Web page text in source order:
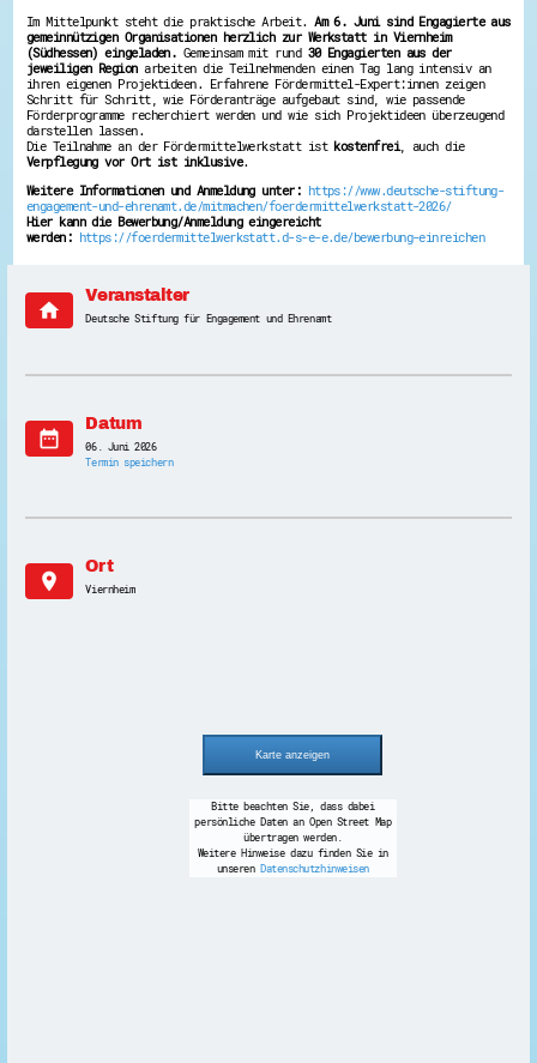
Flüchtlingshilfe + Integration
Generationsübergreifend aktiv
Patenschaftsprojekte
Qualifizierung & Fortbildung
Stiftungen
Vereine, Spenden, Steuern - Gut zu Wissen
Versicherungsschutz
Wissenswertes rund um dein Ehrenamt
Service
Datenschutz
Im Mittelpunkt steht die praktische Arbeit.Am 6. Juni sind Engagierte aus
gemeinnützigen Organisationen herzlich zur Werkstatt in Viernheim
(Südhessen) eingeladen. Gemeinsam mit rund 30 Engagierten aus der
jeweiligen Regionarbeiten die Teilnehmenden einen Tag lang intensiv an
ihren eigenen Projektideen. Erfahrene Fördermittel-Expert:innen zeigen
Schritt für Schritt, wie Förderanträge aufgebaut sind, wie passende
Förderprogramme recherchiert werden und wie sich Projektideen überzeugend
darstellen lassen.
Die Teilnahme an der Fördermittelwerkstatt ist kostenfrei, auch die
Verpflegung vor Ort ist inklusive.
Weitere Informationen und Anmeldung unter: https://www.deutsche-stiftung-
engagement-und-ehrenamt.de/mitmachen/foerdermittelwerkstatt-2026/
Hier kann die Bewerbung/Anmeldung eingereicht
werden: https://foerdermittelwerkstatt.d-s-e-e.de/bewerbung-einreichen
home
Veranstalter
Deutsche Stiftung für Engagement und Ehrenamt
date_range
Datum
06. Juni 2026
Termin speichern
location_on
Ort
Viernheim
Bitte beachten Sie, dass dabei
persönliche Daten an Open Street Map
übertragen werden.
Weitere Hinweise dazu finden Sie in
unseren Datenschutzhinweisen